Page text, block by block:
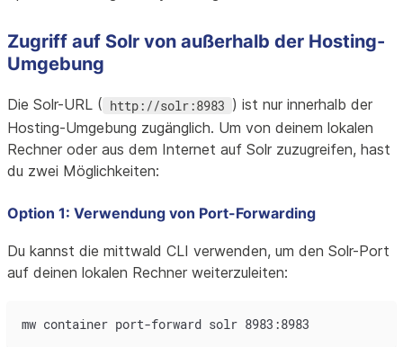
Zugriff auf Solr von außerhalb der Hosting-
Umgebung
Die Solr-URL ( http://solr:8983 ) ist nur innerhalb der
Hosting-Umgebung zugänglich. Um von deinem lokalen
Rechner oder aus dem Internet auf Solr zuzugreifen, hast
du zwei Möglichkeiten:
Option 1: Verwendung von Port-Forwarding
Du kannst die mittwald CLI verwenden, um den Solr-Port
auf deinen lokalen Rechner weiterzuleiten:
mw container port-forward solr 8983:8983